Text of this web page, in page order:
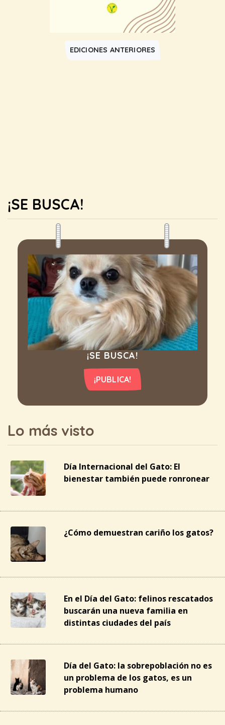
EDICIONES ANTERIORES
¡SE BUSCA!
¡SE BUSCA!
¡PUBLICA!
Lo más visto
Día Internacional del Gato: El
bienestar también puede ronronear
¿Cómo demuestran cariño los gatos?
En el Día del Gato: felinos rescatados
buscarán una nueva familia en
distintas ciudades del país
Día del Gato: la sobrepoblación no es
un problema de los gatos, es un
problema humano